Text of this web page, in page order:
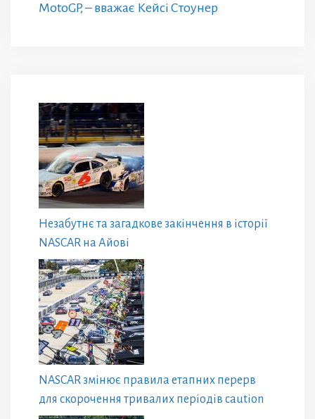
MotoGP, – вважає Кейсі Стоунер
Незабутнє та загадкове закінчення в історії
NASCAR на Айові
NASCAR змінює правила етапних перерв
для скорочення тривалих періодів caution